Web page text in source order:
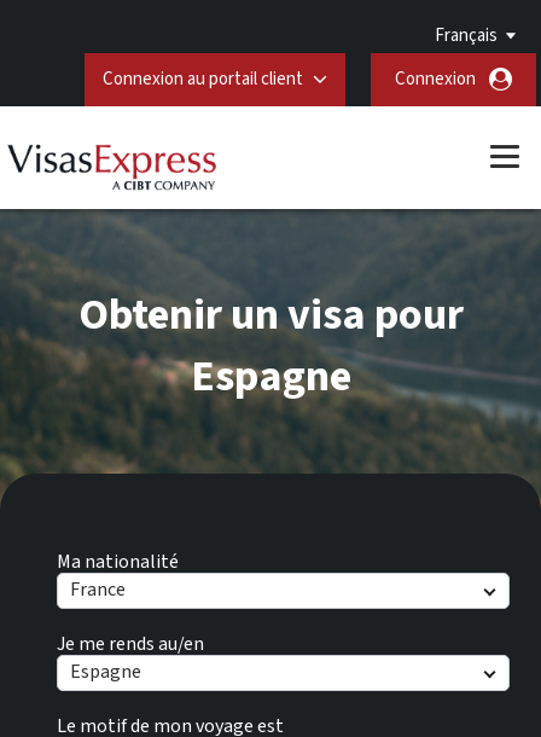
Français
Connexion au portail client
Connexion
Ma nationalité
France
Je me rends au/en
Espagne
Le motif de mon voyage est
Obtenir un visa pour
Espagne